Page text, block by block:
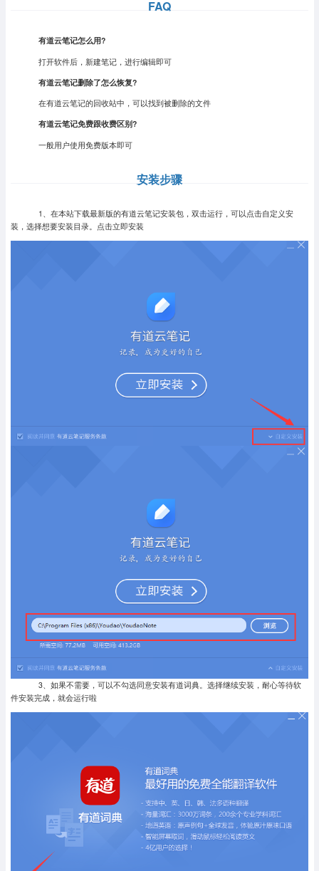
FAQ
有道云笔记怎么用?
打开软件后，新建笔记，进行编辑即可
有道云笔记删除了怎么恢复?
在有道云笔记的回收站中，可以找到被删除的文件
有道云笔记免费跟收费区别?
一般用户使用免费版本即可
安装步骤
1、在本站下载最新版的有道云笔记安装包，双击运行，可以点击自定义安
装，选择想要安装目录。点击立即安装
3、如果不需要，可以不勾选同意安装有道词典。选择继续安装，耐心等待软
件安装完成，就会运行啦